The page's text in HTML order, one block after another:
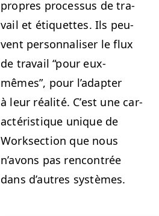
pro­pres proces­sus de tra­
vail et éti­quettes. Ils peu­
vent per­son­nalis­er le flux
de tra­vail“pour eux-
mêmes”, pour l’adapter
à leur réal­ité. C’est une car­
ac­téris­tique unique de
Work­sec­tion que nous
n’avons pas ren­con­trée
dans d’autres systèmes.